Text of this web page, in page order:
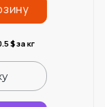
$за кг